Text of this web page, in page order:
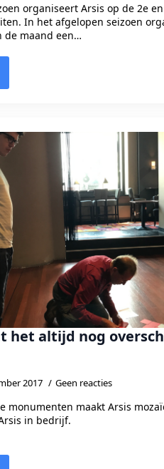
organiseert Arsis op de 2e
In het afgelopen seizoen
de maand een…
het altijd nog
2017 Geen reacties
monumenten maakt Arsis
in bedrijf.